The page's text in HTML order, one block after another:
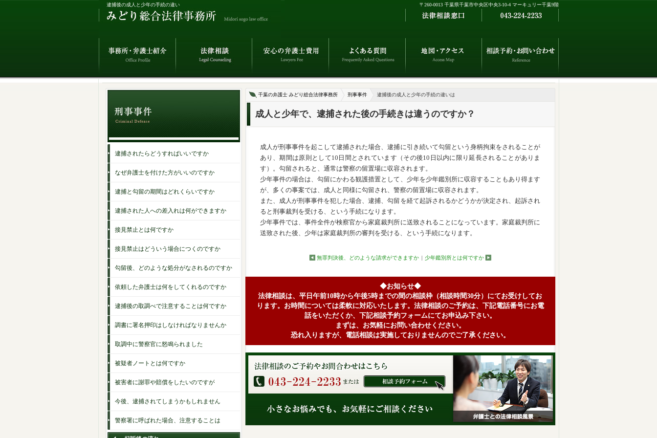
逮捕後の成人と少年の手続の違い 〒260-0013 千葉県千葉市中央区中央3-10-4 マーキュリー千葉9階
千葉の弁護士 みどり総合法律事務所 刑事事件 逮捕後の成人と少年の手続の違いは
成人と少年で、逮捕された後の手続きは違うのですか？
成人が刑事事件を起こして逮捕された場合、逮捕に引き続いて勾留という身柄拘束をされることが
あり、期間は原則として10日間とされています（その後10日以内に限り延長されることがありま
す）。勾留されると、通常は警察の留置場に収容されます。
少年事件の場合は、勾留にかわる観護措置として、少年を少年鑑別所に収容することもあり得ます
が、多くの事案では、成人と同様に勾留され、警察の留置場に収容されます。
また、成人が刑事事件を犯した場合、逮捕、勾留を経て起訴されるかどうかが決定され、起訴され
ると刑事裁判を受ける、という手続になります。
少年事件では、事件全件が検察官から家庭裁判所に送致されることになっています。家庭裁判所に
送致された後、少年は家庭裁判所の審判を受ける、という手続になります。
無罪判決後、どのような請求ができますか | 少年鑑別所とは何ですか
◆お知らせ◆
法律相談は、平日午前10時から午後5時までの間の相談枠（相談時間30分）にてお受けしてお
ります。お時間については柔軟に対応いたします。法律相談のご予約は、下記電話番号にお電
話をいただくか、下記相談予約フォームにてお申込み下さい。
まずは、お気軽にお問い合わせください。
恐れ入りますが、電話相談は実施しておりませんのでご了承ください。
逮捕されたらどうすればいいですか
なぜ弁護士を付けた方がいいのですか
逮捕と勾留の期間はどれくらいですか
逮捕された人への差入れは何ができますか
接見禁止とは何ですか
接見禁止はどういう場合につくのですか
勾留後、どのような処分がなされるのですか
依頼した弁護士は何をしてくれるのですか
逮捕後の取調べで注意することは何ですか
調書に署名押印はしなければなりませんか
取調中に警察官に怒鳴られました
被疑者ノートとは何ですか
被害者に謝罪や賠償をしたいのですが
今後、逮捕されてしまうかもしれません
警察署に呼ばれた場合、注意することは